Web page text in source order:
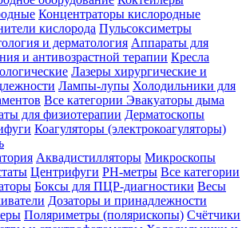
Концентраторы кислородные
кислорода Пульсоксиметры
и дерматология Аппараты для
и антивозрастной терапии Кресла
Лазеры хирургические и
Лампы-лупы Холодильники для
Все категории Эвакуаторы дыма
для физиотерапии Дерматоскопы
Коагуляторы (электрокоагуляторы)
Аквадистилляторы Микроскопы
Центрифуги PH-метры Все категории
Боксы для ПЦР-диагностики Весы
Дозаторы и принадлежности
Поляриметры (полярископы) Счётчики